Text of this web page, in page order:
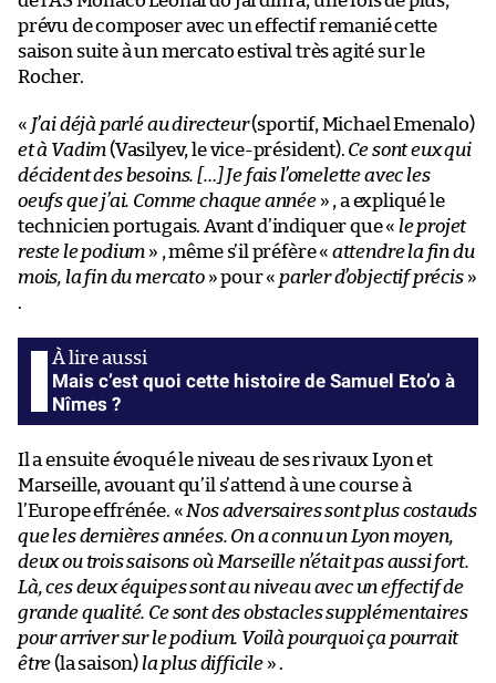
prévu de composer avec un effectif remanié cette
saison suite à un mercato estival très agité sur le
Rocher.
« J’ai déjà parlé au directeur(sportif, Michael Emenalo)
et à Vadim(Vasilyev, le vice-président). Ce sont eux qui
décident des besoins. […] Je fais l’omelette avec les
oeufs que j’ai. Comme chaque année» , a expliqué le
technicien portugais. Avant d’indiquer que « le projet
reste le podium » , même s’il préfère « attendre la fin du
mois, la fin du mercato» pour « parler d’objectif précis»
.
Mais c’est quoi cette histoire de Samuel Eto’o à
Nîmes ?
Il a ensuite évoqué le niveau de ses rivaux Lyon et
Marseille, avouant qu’il s’attend à une course à
l’Europe effrénée. « Nos adversaires sont plus costauds
que les dernières années. On a connu un Lyon moyen,
deux ou trois saisons où Marseille n’était pas aussi fort.
Là, ces deux équipes sont au niveau avec un effectif de
grande qualité. Ce sont des obstacles supplémentaires
pour arriver sur le podium. Voilà pourquoi ça pourrait
être(la saison) la plus difficile» .